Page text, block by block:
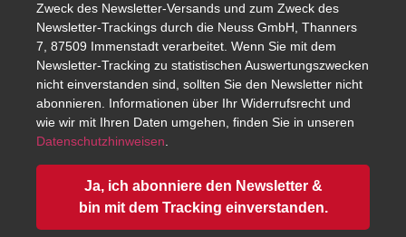
Zweck des Newsletter-Versands und zum Zweck des
Newsletter-Trackings durch die Neuss GmbH, Thanners
7, 87509 Immenstadt verarbeitet. Wenn Sie mit dem
Newsletter-Tracking zu statistischen Auswertungszwecken
nicht einverstanden sind, sollten Sie den Newsletter nicht
abonnieren. Informationen über Ihr Widerrufsrecht und
wie wir mit Ihren Daten umgehen, finden Sie in unseren
Datenschutzhinweisen
Ja, ich abonniere den Newsletter &
bin mit dem Tracking einverstanden.